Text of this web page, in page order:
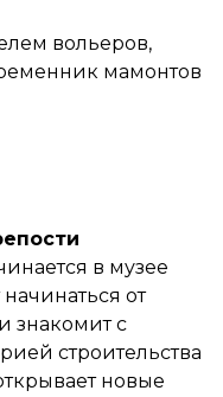
вольеров,
мамонтов
в музее
от
знакомит с
строительства
новые